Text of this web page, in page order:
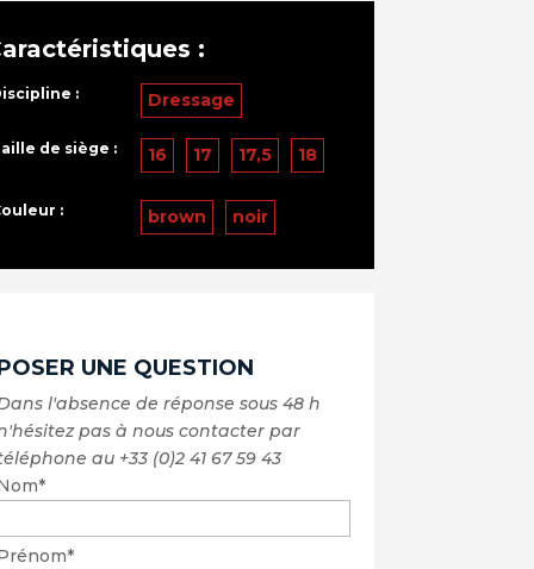
:
: Dressage
de siège : 16 17 17,5 18
: brown noir
UNE QUESTION
l'absence de réponse sous 48 h
pas à nous contacter par
au +33 (0)2 41 67 59 43
*
*